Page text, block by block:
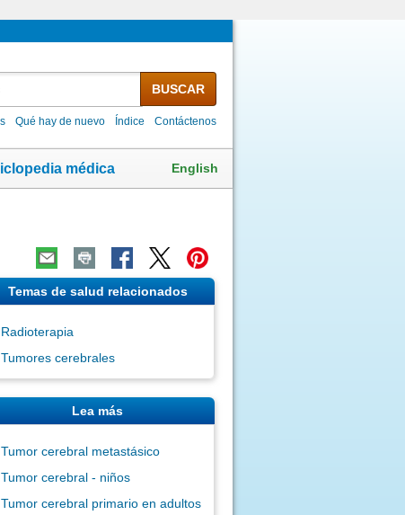
BUSCAR
Qué hay de nuevo Índice Contáctenos
médica English
Temas de salud relacionados
Radioterapia
Tumores cerebrales
Lea más
Tumor cerebral metastásico
Tumor cerebral - niños
Tumor cerebral primario en adultos